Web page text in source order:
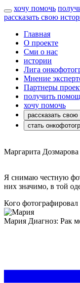
хочу помочь
рассказать свою
Главная
О проекте
Сми о нас
истории
Лига
Мнение
Партнеры
получить
хочу помочь
рассказать
стать
Маргарита Дозмарова
Я снимаю честную
них значимо, в той
Кого фотографировал
Мария Диагноз: Рак